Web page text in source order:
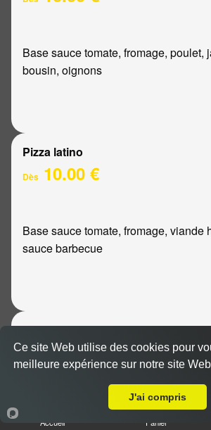
Base sauce tomate, fromage, poulet,
bousin, oignons
Pizza latino
Dès 10.00 €
Base sauce tomate, fromage, viande
sauce barbecue
Pizza mexicaine
Dès10.00 €
Base sauce tomate, fromage, poulet,
terre, ananas, sauce barbecue
Accueil Panier
Ce site Web utilise des cookies pour
meilleure expérience sur notre site Web
J'ai compris